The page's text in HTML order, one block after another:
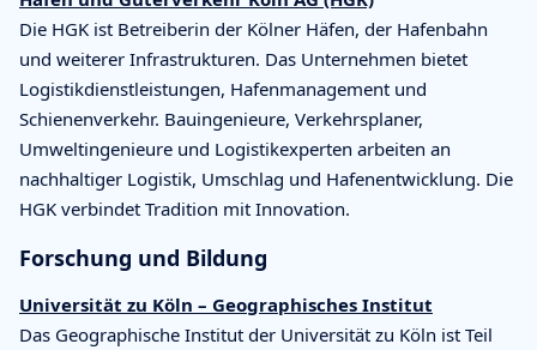
Die HGK ist Betreiberin der Kölner Häfen, der Hafenbahn
und weiterer Infrastrukturen. Das Unternehmen bietet
Logistikdienstleistungen, Hafenmanagement und
Schienenverkehr. Bauingenieure, Verkehrsplaner,
Umweltingenieure und Logistikexperten arbeiten an
nachhaltiger Logistik, Umschlag und Hafenentwicklung. Die
HGK verbindet Tradition mit Innovation.
Forschung und Bildung
Universität zu Köln – Geographisches Institut
Das Geographische Institut der Universität zu Köln ist Teil